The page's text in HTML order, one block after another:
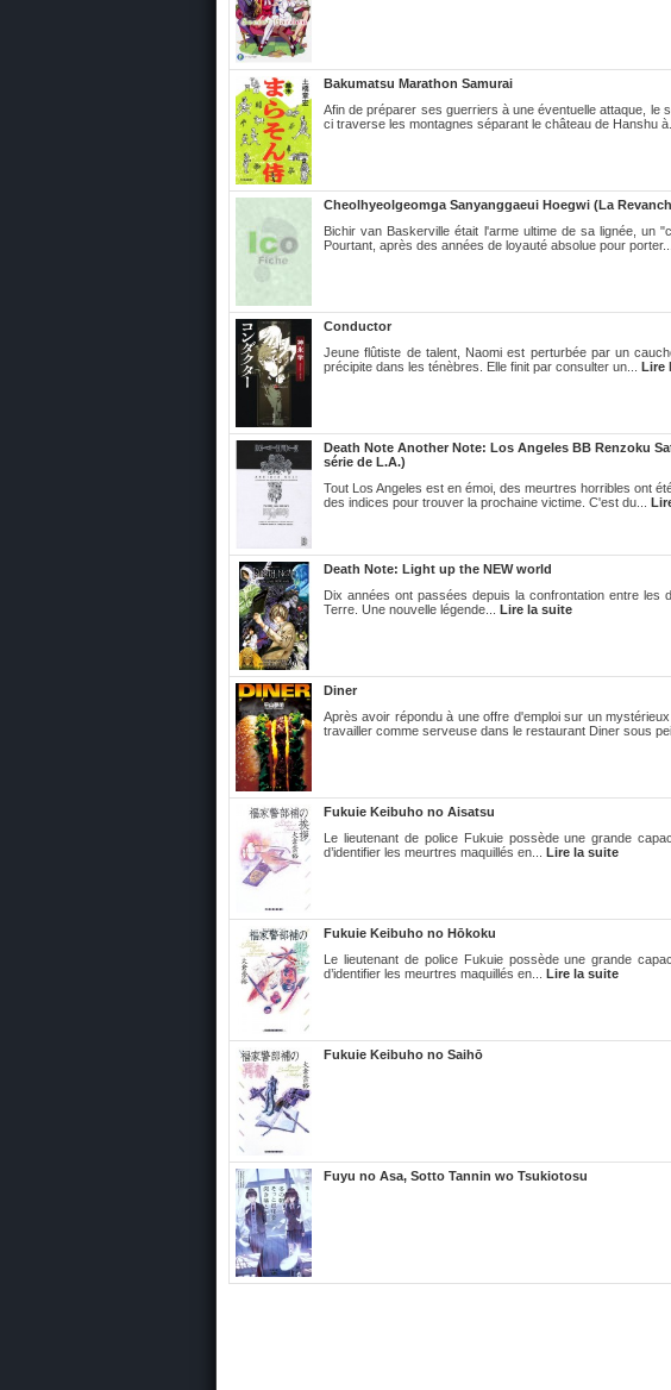
Bakumatsu Marathon Samurai
Afin de préparer ses guerriers à une éventuelle attaque, le
ci traverse les montagnes séparant le château de Hanshu
Cheolhyeolgeomga Sanyanggaeui Hoegwi (La
Bichir van Baskerville était l'arme ultime de sa lignée, un
Pourtant, après des années de loyauté absolue pour porter...
Conductor
Jeune flûtiste de talent, Naomi est perturbée par un
précipite dans les ténèbres. Elle finit par consulter un... Lire
Death Note Another Note: Los Angeles BB Renzoku
série de L.A.)
Tout Los Angeles est en émoi, des meurtres horribles ont
des indices pour trouver la prochaine victime. C'est du...
Death Note: Light up the NEW world
Dix années ont passées depuis la confrontation entre
Terre. Une nouvelle légende... Lire la suite
Diner
Après avoir répondu à une offre d'emploi sur un
travailler comme serveuse dans le restaurant Diner sous
Fukuie Keibuho no Aisatsu
Le lieutenant de police Fukuie possède une grande
d’identifier les meurtres maquillés en... Lire la suite
Fukuie Keibuho no Hōkoku
Le lieutenant de police Fukuie possède une grande
d’identifier les meurtres maquillés en... Lire la suite
Fukuie Keibuho no Saihō
Fuyu no Asa, Sotto Tannin wo Tsukiotosu